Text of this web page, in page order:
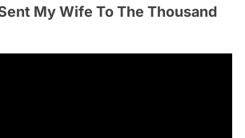
My Wife To The Thousand